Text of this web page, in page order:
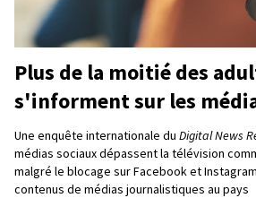
Plus de la moitié des
s'informent sur les
Une enquête internationale du Digital News
médias sociaux dépassent la télévision
malgré le blocage sur Facebook et
contenus de médias journalistiques au pays